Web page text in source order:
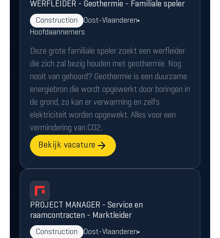
WERFLEIDER - Geothermie - Familiale speler
Construction
Oost-Vlaanderen
Hoofdaannemers
Deze grote familiale speler zoekt een werfleider
die zich zal bezig houden met geothermie. Nog
nooit van gehoord? Geothermie is een duurzame
energiebron die wordt opgewerkt door boringen in
de grond, zo kan er verwarming en zelfs
elektriciteit worden opgewekt. Alles voor een
vermindering van CO2.
Bekijk vacature
PROJECT MANAGER - Service en
raamcontracten - Marktleider
Construction
Oost-Vlaanderen